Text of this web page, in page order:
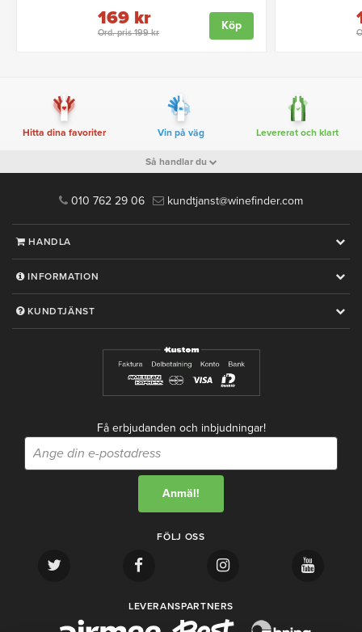
Ord. pris 199 kr
169 kr Köp
Hitta dina favoriter Vin på väg Levererat och klart
Så handlar du
010 762 29 06 kundtjanst@winefinder.com
HANDLA
INFORMATION
KUNDTJÄNST
Få erbjudanden och inbjudningar!
FÖLJ OSS
LEVERANSPARTNERS